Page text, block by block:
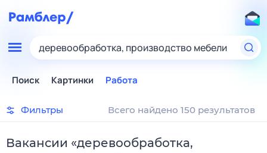
деревообработка, производство мебели
Поиск Картинки Работа
Фильтры Всего найдено 150 результатов
Вакансии «деревообработка,